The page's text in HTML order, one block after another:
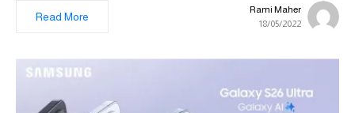
Rami Maher
18/05/2022
Read More